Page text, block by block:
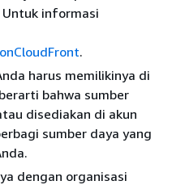
Untuk informasi
.
harus memilikinya di
bahwa sumber
disediakan di akun
sumber daya yang
dengan organisasi